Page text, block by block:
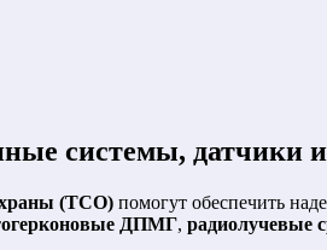
системы, датчики
(ТСО) помогут обеспечить
ДПМГ, радиолучевые